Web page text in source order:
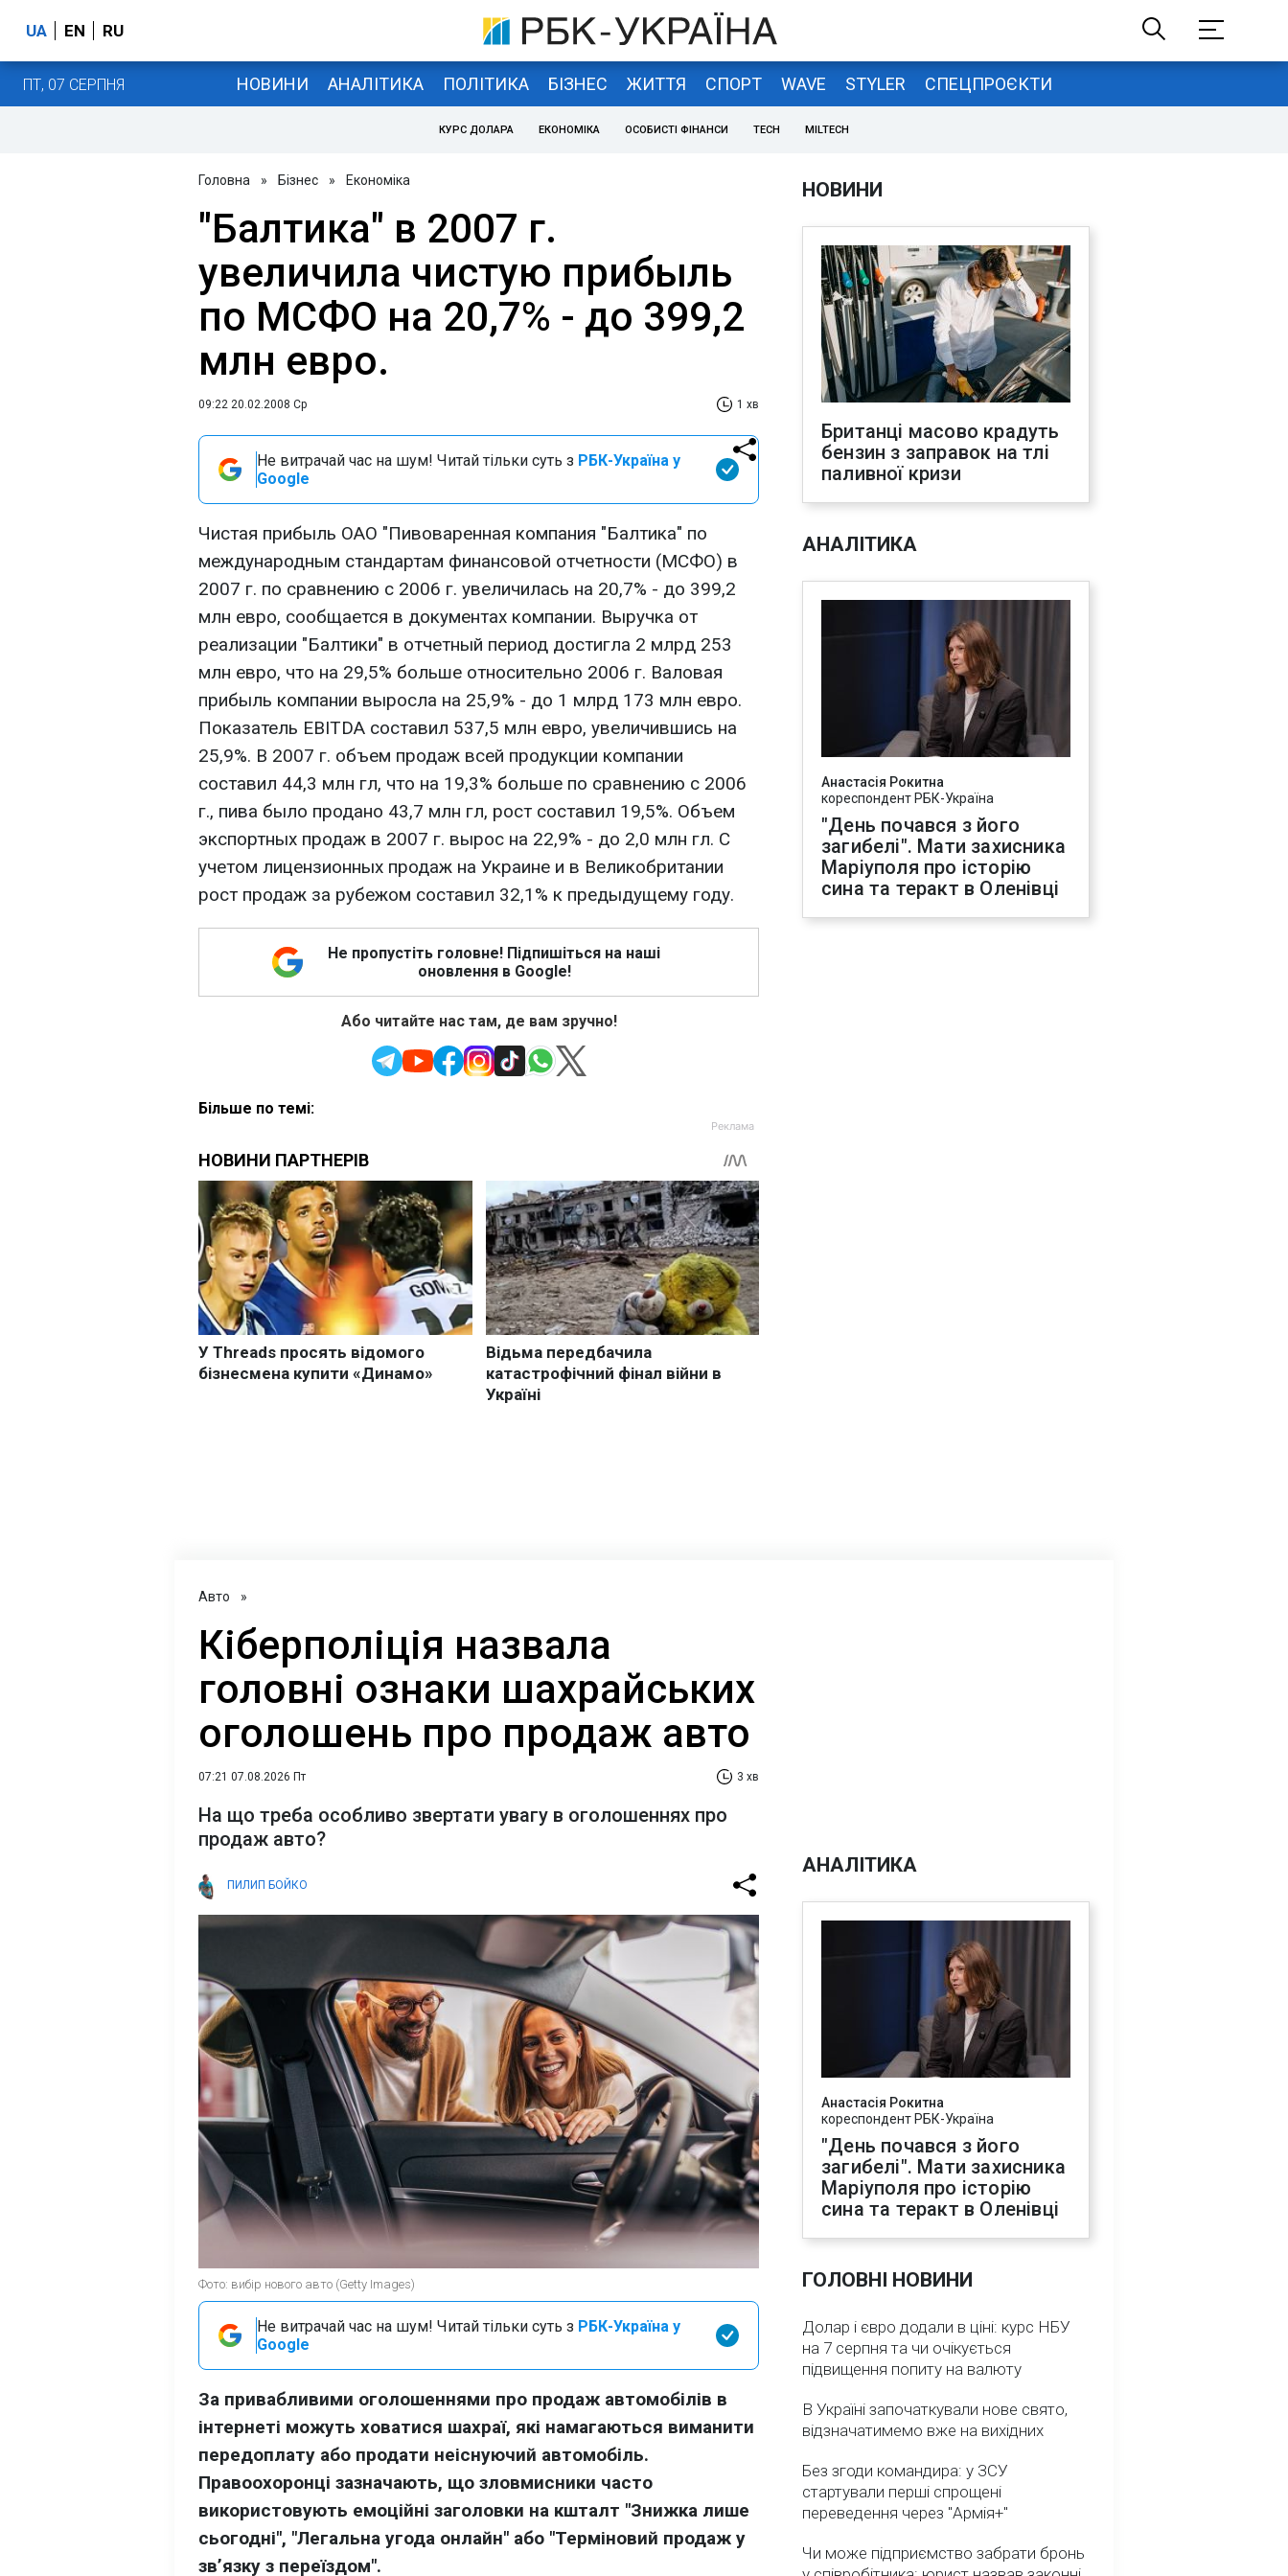
UA EN RU
ПТ, 07 СЕРПНЯ НОВИНИ АНАЛІТИКА ПОЛІТИКА БІЗНЕС ЖИТТЯ СПОРТ WAVE STYLER СПЕЦПРОЄКТИ
КУРС ДОЛАРА ЕКОНОМІКА ОСОБИСТІ ФІНАНСИ TECH MILTECH
Головна » Бізнес » Економіка
"Балтика" в 2007 г.
увеличила чистую прибыль
по МСФО на 20,7% - до 399,2
млн евро.
09:22 20.02.2008 Ср 1 хв
Не витрачай час на шум! Читай тільки суть з РБК-Україна у
Google
Чистая прибыль ОАО "Пивоваренная компания "Балтика" по
международным стандартам финансовой отчетности (МСФО) в
2007 г. по сравнению с 2006 г. увеличилась на 20,7% - до 399,2
млн евро, сообщается в документах компании. Выручка от
реализации "Балтики" в отчетный период достигла 2 млрд 253
млн евро, что на 29,5% больше относительно 2006 г. Валовая
прибыль компании выросла на 25,9% - до 1 млрд 173 млн евро.
Показатель EBITDA составил 537,5 млн евро, увеличившись на
25,9%. В 2007 г. объем продаж всей продукции компании
составил 44,3 млн гл, что на 19,3% больше по сравнению с 2006
г., пива было продано 43,7 млн гл, рост составил 19,5%. Объем
экспортных продаж в 2007 г. вырос на 22,9% - до 2,0 млн гл. С
учетом лицензионных продаж на Украине и в Великобритании
рост продаж за рубежом составил 32,1% к предыдущему году.
Не пропустіть головне! Підпишіться на наші
оновлення в Google!
Або читайте нас там, де вам зручно!
Більше по темі:
НОВИНИ
Британці масово крадуть
бензин з заправок на тлі
паливної кризи
АНАЛІТИКА
Анастасія Рокитна
кореспондент РБК-Україна
"День почався з його
загибелі". Мати захисника
Маріуполя про історію
сина та теракт в Оленівці
Авто »
Кіберполіція назвала
головні ознаки шахрайських
оголошень про продаж авто
07:21 07.08.2026 Пт 3 хв
На що треба особливо звертати увагу в оголошеннях про
продаж авто?
ПИЛИП БОЙКО
Фото: вибір нового авто (Getty Images)
Не витрачай час на шум! Читай тільки суть з РБК-Україна у
Google
За привабливими оголошеннями про продаж автомобілів в
інтернеті можуть ховатися шахраї, які намагаються виманити
передоплату або продати неіснуючий автомобіль.
Правоохоронці зазначають, що зловмисники часто
використовують емоційні заголовки на кшталт "Знижка лише
сьогодні", "Легальна угода онлайн" або "Терміновий продаж у
зв’язку з переїздом".
АНАЛІТИКА
Анастасія Рокитна
кореспондент РБК-Україна
"День почався з його
загибелі". Мати захисника
Маріуполя про історію
сина та теракт в Оленівці
ГОЛОВНІ НОВИНИ
Долар і євро додали в ціні: курс НБУ
на 7 серпня та чи очікується
підвищення попиту на валюту
В Україні започаткували нове свято,
відзначатимемо вже на вихідних
Без згоди командира: у ЗСУ
стартували перші спрощені
переведення через "Армія+"
Чи може підприємство забрати бронь